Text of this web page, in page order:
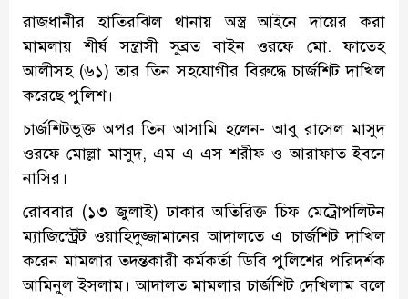
রাজধানীর হাতিরঝিল থানায় অস্ত্র আইনে দায়ের করা
মামলায় শীর্ষ সন্ত্রাসী সুব্রত বাইন ওরফে মো. ফাতেহ
আলীসহ (৬১) তার তিন সহযোগীর বিরুদ্ধে চার্জশিট দাখিল
করেছে পুলিশ।
চার্জশিটভুক্ত অপর তিন আসামি হলেন- আবু রাসেল মাসুদ
ওরফে মোল্লা মাসুদ, এম এ এস শরীফ ও আরাফাত ইবনে
নাসির।
রোববার (১৩ জুলাই) ঢাকার অতিরিক্ত চিফ মেট্রোপলিটন
ম্যাজিস্ট্রেট ওয়াহিদুজ্জামানের আদালতে এ চার্জশিট দাখিল
করেন মামলার তদন্তকারী কর্মকর্তা ডিবি পুলিশের পরিদর্শক
আমিনুল ইসলাম। আদালত মামলার চার্জশিট দেখিলাম বলে